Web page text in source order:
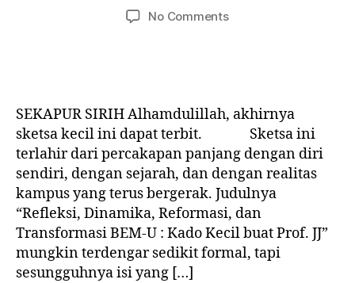
No Commentson
U
Kado
kecil
buat
Prof.
JJ
SEKAPUR SIRIH Alhamdulillah, akhirnya
sketsa kecil ini dapat terbit. Sketsa ini
terlahir dari percakapan panjang dengan diri
sendiri, dengan sejarah, dan dengan realitas
kampus yang terus bergerak. Judulnya
“Refleksi, Dinamika, Reformasi, dan
Transformasi BEM-U : Kado Kecil buat Prof. JJ”
mungkin terdengar sedikit formal, tapi
sesungguhnya isi yang […]